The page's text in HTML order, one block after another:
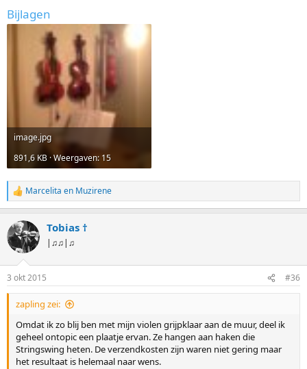
Bijlagen
image.jpg
891,6 KB · Weergaven: 15
W
a
r
d
e
n
g
e
Marcelita en Muzirene
Tobias †
|♫♫|♫
3 okt 2015 #36
zapling zei:
Omdat ik zo blij ben met mijn violen grijpklaar aan de muur, deel ik
geheel ontopic een plaatje ervan. Ze hangen aan haken die
Stringswing heten. De verzendkosten zijn waren niet gering maar
het resultaat is helemaal naar wens.